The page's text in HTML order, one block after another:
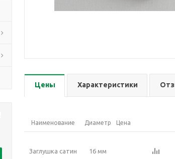
Цены Характеристики
Наименование Диаметр Цена
Заглушка сатин 16 мм